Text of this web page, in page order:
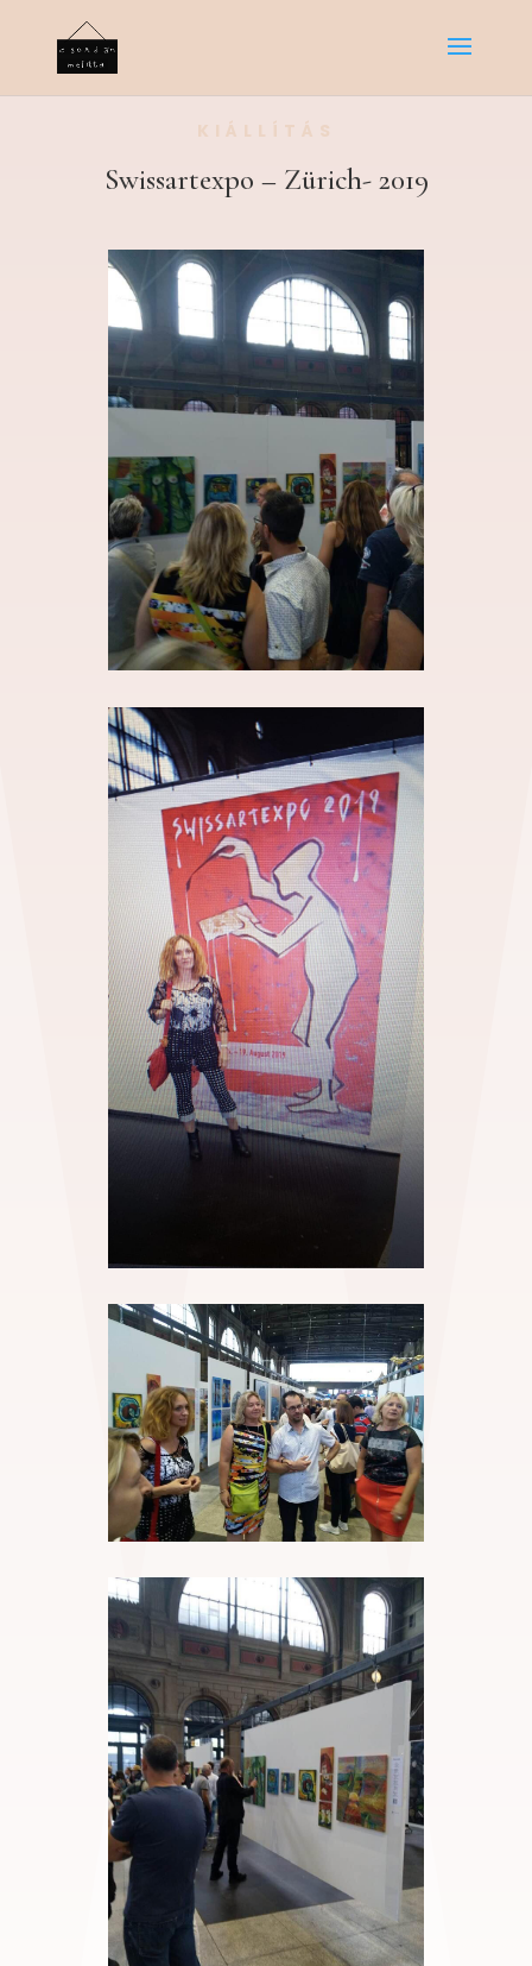
KIÁLLÍTÁS
Swissartexpo – Zürich- 2019